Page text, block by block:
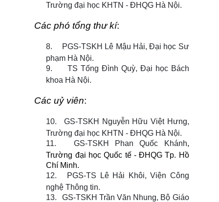
Trường đại học KHTN - ĐHQG Hà Nội.
Các phó tổng thư kí:
8.
PGS-TSKH Lê Mậu Hải, Đại học Sư
phạm Hà Nội.
9.
TS Tống Đình Quỳ, Đại học Bách
khoa Hà Nội.
Các uỷ viên:
10.
GS-TSKH Nguyễn Hữu Việt Hưng,
Trường đại học KHTN - ĐHQG Hà Nội.
11.
GS-TSKH Phan Quốc Khánh,
Trường đại học Quốc tế - ĐHQG Tp. Hồ
Chí Minh.
12.
PGS-TS Lê Hải Khôi, Viện Công
nghệ Thông tin.
13.
GS-TSKH Trần Văn Nhung, Bộ Giáo